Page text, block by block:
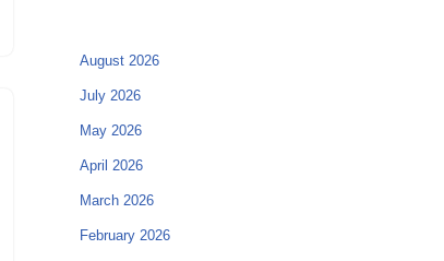
August 2026
July 2026
May 2026
April 2026
March 2026
February 2026